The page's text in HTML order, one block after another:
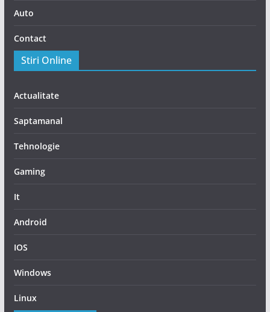
Auto
Contact
Stiri Online
Actualitate
Saptamanal
Tehnologie
Gaming
It
Android
IOS
Windows
Linux